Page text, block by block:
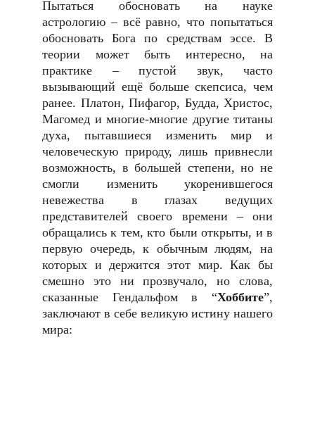
Пытаться обосновать на науке
астрологию – всё равно, что попытаться
обосновать Бога по средствам эссе. В
теории может быть интересно, на
практике – пустой звук, часто
вызывающий ещё больше скепсиса, чем
ранее. Платон, Пифагор, Будда, Христос,
Магомед и многие-многие другие титаны
духа, пытавшиеся изменить мир и
человеческую природу, лишь привнесли
возможность, в большей степени, но не
смогли изменить укоренившегося
невежества в глазах ведущих
представителей своего времени – они
обращались к тем, кто были открыты, и в
первую очередь, к обычным людям, на
которых и держится этот мир. Как бы
смешно это ни прозвучало, но слова,
сказанные Гендальфом в “Хоббите”,
заключают в себе великую истину нашего
мира: